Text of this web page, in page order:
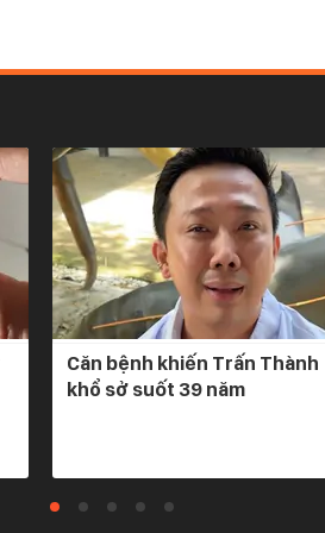
Căn bệnh khiến Trấn Thành
khổ sở suốt 39 năm